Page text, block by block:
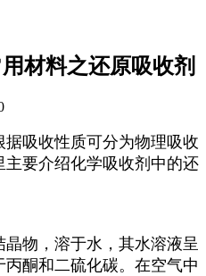
材料之还原吸收剂
吸收性质可分为物理吸收
要介绍化学吸收剂中的还
物，溶于水，其水溶液呈
酮和二硫化碳。在空气中